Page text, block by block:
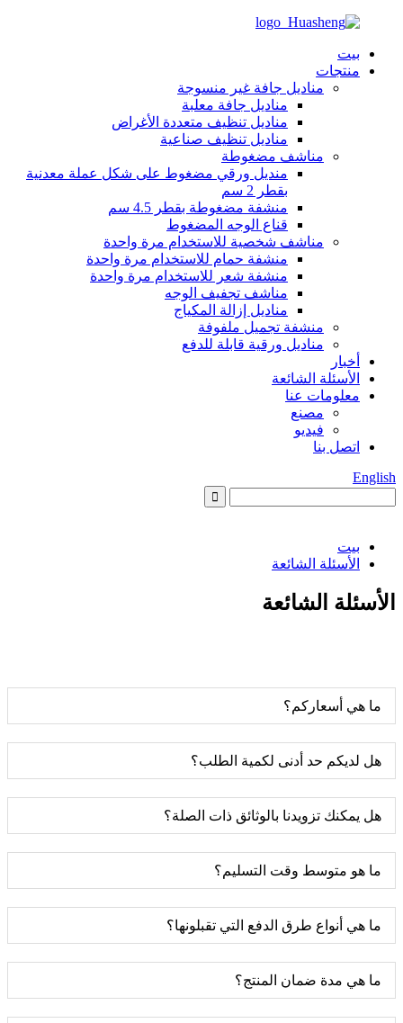
بيت
منتجات
مناديل جافة غير منسوجة
مناديل جافة معلبة
مناديل تنظيف متعددة الأغراض
مناديل تنظيف صناعية
مناشف مضغوطة
منديل ورقي مضغوط على شكل عملة معدنية
بقطر 2 سم
منشفة مضغوطة بقطر 4.5 سم
قناع الوجه المضغوط
مناشف شخصية للاستخدام مرة واحدة
منشفة حمام للاستخدام مرة واحدة
منشفة شعر للاستخدام مرة واحدة
مناشف تجفيف الوجه
مناديل إزالة المكياج
منشفة تجميل ملفوفة
مناديل ورقية قابلة للدفع
أخبار
الأسئلة الشائعة
معلومات عنا
مصنع
فيديو
اتصل بنا
English
بيت
الأسئلة الشائعة
الأسئلة الشائعة
ما هي أسعاركم؟
هل لديكم حد أدنى لكمية الطلب؟
هل يمكنك تزويدنا بالوثائق ذات الصلة؟
ما هو متوسط ​​وقت التسليم؟
ما هي أنواع طرق الدفع التي تقبلونها؟
ما هي مدة ضمان المنتج؟